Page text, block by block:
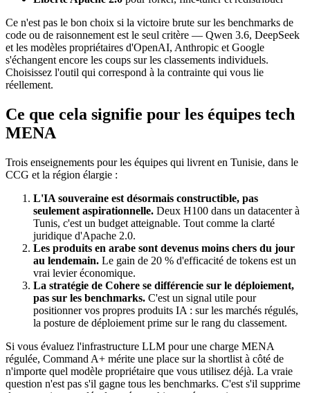
Ce n'est pas le bon choix si la victoire brute sur les benchmarks de
code ou de raisonnement est le seul critère — Qwen 3.6, DeepSeek
et les modèles propriétaires d'OpenAI, Anthropic et Google
s'échangent encore les coups sur les classements individuels.
Choisissez l'outil qui correspond à la contrainte qui vous lie
réellement.
Ce que cela signifie pour les équipes tech
MENA
Trois enseignements pour les équipes qui livrent en Tunisie, dans le
CCG et la région élargie :
L'IA souveraine est désormais constructible, pas
seulement aspirationnelle. Deux H100 dans un datacenter à
Tunis, c'est un budget atteignable. Tout comme la clarté
juridique d'Apache 2.0.
Les produits en arabe sont devenus moins chers du jour
au lendemain. Le gain de 20 % d'efficacité de tokens est un
vrai levier économique.
La stratégie de Cohere se différencie sur le déploiement,
pas sur les benchmarks. C'est un signal utile pour
positionner vos propres produits IA : sur les marchés régulés,
la posture de déploiement prime sur le rang du classement.
Si vous évaluez l'infrastructure LLM pour une charge MENA
régulée, Command A+ mérite une place sur la shortlist à côté de
n'importe quel modèle propriétaire que vous utilisez déjà. La vraie
question n'est pas s'il gagne tous les benchmarks. C'est s'il supprime